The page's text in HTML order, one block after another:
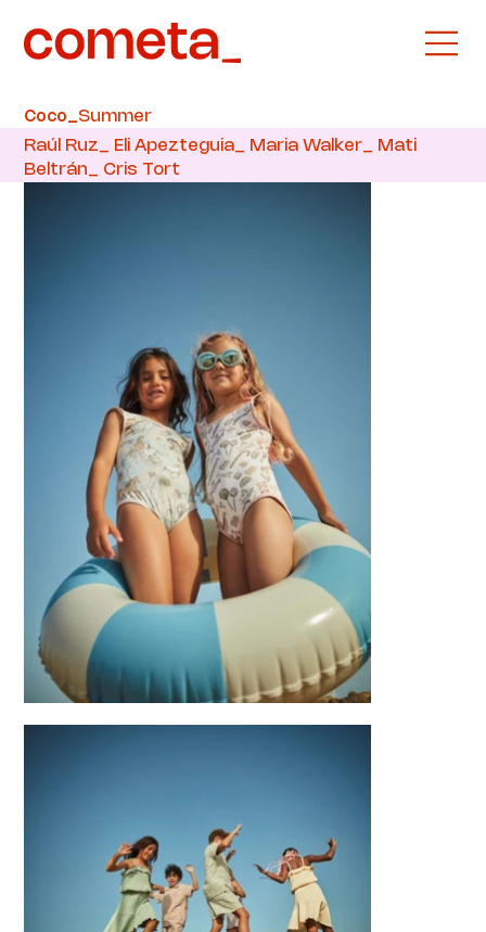
Coco_Summer
Raúl Ruz_ Eli Apezteguia_ Maria Walker_ Mati
Beltrán_ Cris Tort